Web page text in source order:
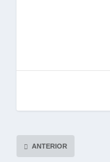
ANTERIOR